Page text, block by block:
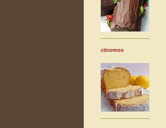
citromos